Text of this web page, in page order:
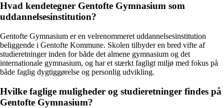
Hvad kendetegner Gentofte Gymnasium som
uddannelsesinstitution?
Gentofte Gymnasium er en velrenommeret uddannelsesinstitution
beliggende i Gentofte Kommune. Skolen tilbyder en bred vifte af
studieretninger inden for både det almene gymnasium og det
internationale gymnasium, og har et stærkt fagligt miljø med fokus på
både faglig dygtiggørelse og personlig udvikling.
Hvilke faglige muligheder og studieretninger findes på
Gentofte Gymnasium?